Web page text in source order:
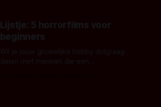
Lijstje: 5 horrorfilms voor
beginners
Wil je jouw gruwelijke hobby dolgraag
delen met mensen die een